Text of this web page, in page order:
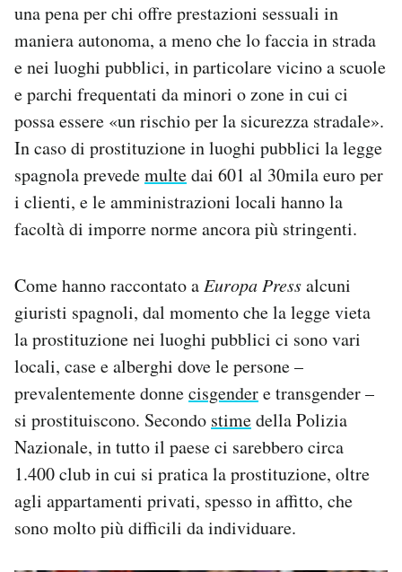
una pena per chi offre prestazioni sessuali in
maniera autonoma, a meno che lo faccia in strada
e nei luoghi pubblici, in particolare vicino a scuole
e parchi frequentati da minori o zone in cui ci
possa essere «un rischio per la sicurezza stradale».
In caso di prostituzione in luoghi pubblici la legge
spagnola prevedemultedai 601 al 30mila euro per
i clienti, e le amministrazioni locali hanno la
facoltà di imporre norme ancora più stringenti.
Come hanno raccontato aEuropa Pressalcuni
giuristi spagnoli, dal momento che la legge vieta
la prostituzione nei luoghi pubblici ci sono vari
locali, case e alberghi dove le persone –
prevalentemente donnecisgendere transgender –
si prostituiscono. Secondo stimedella Polizia
Nazionale, in tutto il paese ci sarebbero circa
1.400 club in cui si pratica la prostituzione, oltre
agli appartamenti privati, spesso in affitto, che
sono molto più difficili da individuare.